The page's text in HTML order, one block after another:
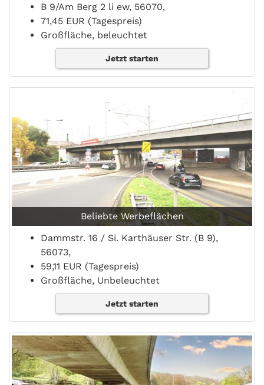
B 9/Am Berg 2 li ew, 56070,
71,45 EUR (Tagespreis)
Großfläche, beleuchtet
Jetzt starten
Beliebte Werbeflächen
Dammstr. 16 / Si. Karthäuser Str. (B 9),
56073,
59,11 EUR (Tagespreis)
Großfläche, Unbeleuchtet
Jetzt starten